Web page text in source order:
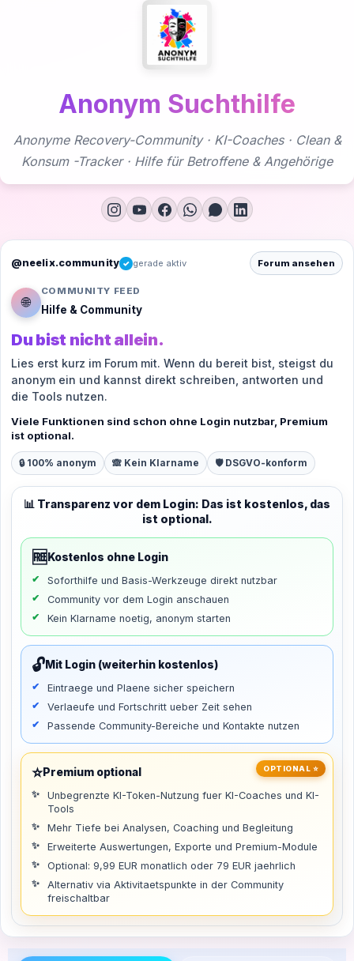
Anonym Suchthilfe
Anonyme Recovery-Community · KI-Coaches · Clean &
Konsum -Tracker · Hilfe für Betroffene & Angehörige
@neelix.community ✓ gerade aktiv Forum ansehen
🌐
COMMUNITY FEED
Hilfe & Community
Du bist nicht allein.
Lies erst kurz im Forum mit. Wenn du bereit bist, steigst du
anonym ein und kannst direkt schreiben, antworten und
die Tools nutzen.
Viele Funktionen sind schon ohne Login nutzbar, Premium
ist optional.
🔒 100% anonym 🙈 Kein Klarname 🛡️ DSGVO-konform
📊 Transparenz vor dem Login: Das ist kostenlos, das
ist optional.
🆓 Kostenlos ohne Login
Soforthilfe und Basis-Werkzeuge direkt nutzbar
Community vor dem Login anschauen
Kein Klarname noetig, anonym starten
🔓Mit Login (weiterhin kostenlos)
Eintraege und Plaene sicher speichern
Verlaeufe und Fortschritt ueber Zeit sehen
Passende Community-Bereiche und Kontakte nutzen
OPTIONAL ⭐
⭐Premium optional
Unbegrenzte KI-Token-Nutzung fuer KI-Coaches und KI-
Tools
Mehr Tiefe bei Analysen, Coaching und Begleitung
Erweiterte Auswertungen, Exporte und Premium-Module
Optional: 9,99 EUR monatlich oder 79 EUR jaehrlich
Alternativ via Aktivitaetspunkte in der Community
freischaltbar